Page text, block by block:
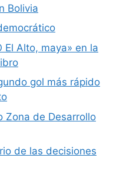
Bolivia
El Alto, maya» en la
gol más rápido
Zona de Desarrollo
de las decisiones